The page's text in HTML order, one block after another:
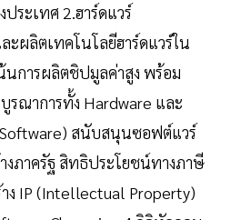
ระเทศ 2.ฮาร์ดแวร์
ผลิตเทคโนโลยีฮาร์ดแวร์ใน
นการผลิตชิปมูลค่าสูง พร้อม
ณาการทั้ง Hardware และ
สนับสนุนซอฟต์แวร์
ภาครัฐ สิทธิประโยชน์ทางภาษี
ง IP (Intellectual Property)